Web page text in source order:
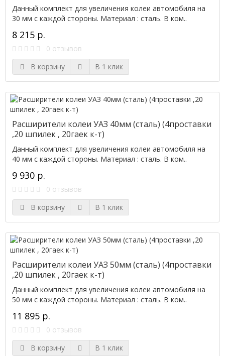
Данный комплект для увеличения колеи автомобиля на
30 мм с каждой стороны. Материал : сталь. В ком..
8 215 р.
0 отзывов
В корзину
В 1 клик
Расширители колеи УАЗ 40мм (сталь) (4проставки
,20 шпилек , 20гаек к-т)
Данный комплект для увеличения колеи автомобиля на
40 мм с каждой стороны. Материал : сталь. В ком..
9 930 р.
0 отзывов
В корзину
В 1 клик
Расширители колеи УАЗ 50мм (сталь) (4проставки
,20 шпилек , 20гаек к-т)
Данный комплект для увеличения колеи автомобиля на
50 мм с каждой стороны. Материал : сталь. В ком..
11 895 р.
0 отзывов
В корзину
В 1 клик